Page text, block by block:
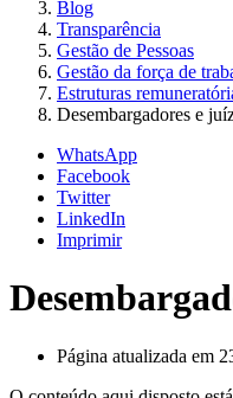
Blog
Transparência
Gestão de Pessoas
Gestão da força de
Estruturas
Desembargadores e
WhatsApp
Facebook
Twitter
LinkedIn
Imprimir
Página atualizada em